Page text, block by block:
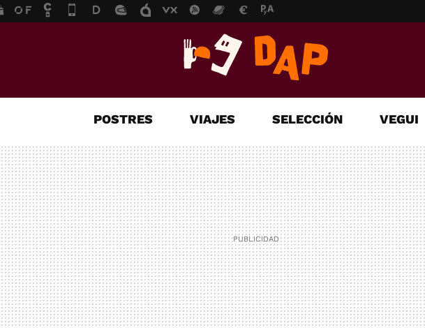
POSTRES VIAJES SELECCIÓN VEGUI